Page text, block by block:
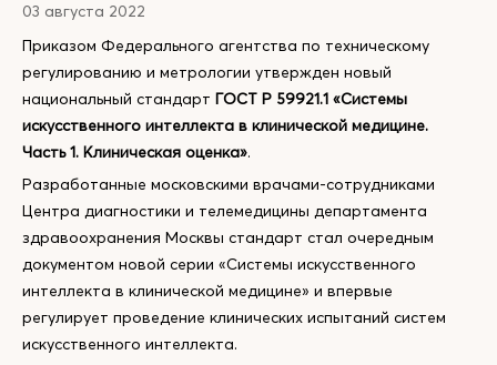
03 августа 2022
Приказом Федерального агентства по техническому
регулированию и метрологии утвержден новый
национальный стандарт ГОСТ Р 59921.1 «Системы
искусственного интеллекта в клинической медицине.
Часть 1. Клиническая оценка».
Разработанные московскими врачами-сотрудниками
Центра диагностики и телемедицины департамента
здравоохранения Москвы стандарт стал очередным
документом новой серии «Системы искусственного
интеллекта в клинической медицине» и впервые
регулирует проведение клинических испытаний систем
искусственного интеллекта.